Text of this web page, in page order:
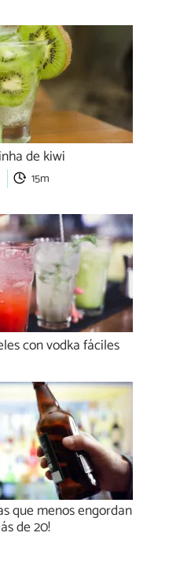
de kiwi
15m
con vodka fáciles
que menos engordan
de 20!